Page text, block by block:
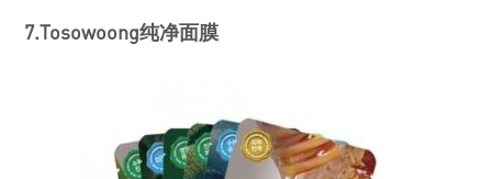
7.Tosowoong纯净面膜